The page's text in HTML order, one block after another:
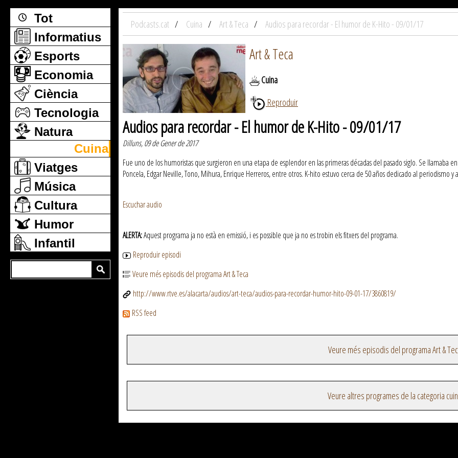
Tot
Informatius
Esports
Economia
Ciència
Tecnologia
Natura
Cuina
Viatges
Música
Cultura
Humor
Infantil
Podcasts.cat Cuina Art & Teca Audios para recordar - El humor de K-Hito - 09/01/17
Art & Teca
Cuina
Reproduir
Audios para recordar - El humor de K-Hito - 09/01/17
Dilluns, 09 de Gener de 2017
Fue uno de los humoristas que surgieron en una etapa de esplendor en las primeras décadas del pasado siglo. Se llamaba
Poncela, Edgar Neville, Tono, Mihura, Enrique Herreros, entre otros. K-hito estuvo cerca de 50 años dedicado al periodismo
Escuchar audio
ALERTA:Aquest programa ja no està en emissió, i es possible que ja no es trobin els fitxers del programa.
Reproduir episodi
Veure més episodis del programa Art & Teca
http://www.rtve.es/alacarta/audios/art-teca/audios-para-recordar-humor-hito-09-01-17/3860819/
RSS feed
Veure més episodis del programa Art &
Veure altres programes de la categoria